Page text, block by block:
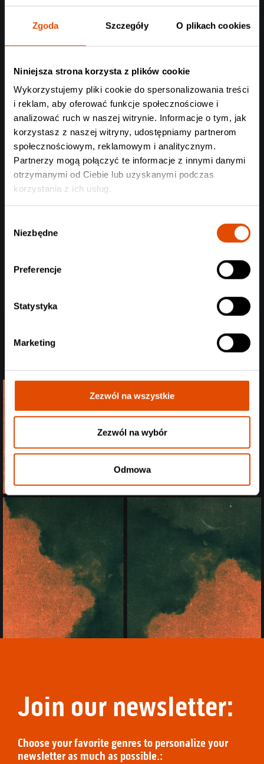
Zgoda Szczegóły O plikach cookies
Niniejsza strona korzysta z plików cookie
Wykorzystujemy pliki cookie do spersonalizowania treści
i reklam, aby oferować funkcje społecznościowe i
analizować ruch w naszej witrynie. Informacje o tym, jak
korzystasz z naszej witryny, udostępniamy partnerom
społecznościowym, reklamowym i analitycznym.
Partnerzy mogą połączyć te informacje z innymi danymi
otrzymanymi od Ciebie lub uzyskanymi podczas
korzystania z ich usług.
zgody
Niezbędne
Preferencje
Statystyka
Marketing
Zezwól na wszystkie
Zezwól na wybór
Odmowa
Join our newsletter:
Choose your favorite genres to personalize your
newsletter as much as possible.: